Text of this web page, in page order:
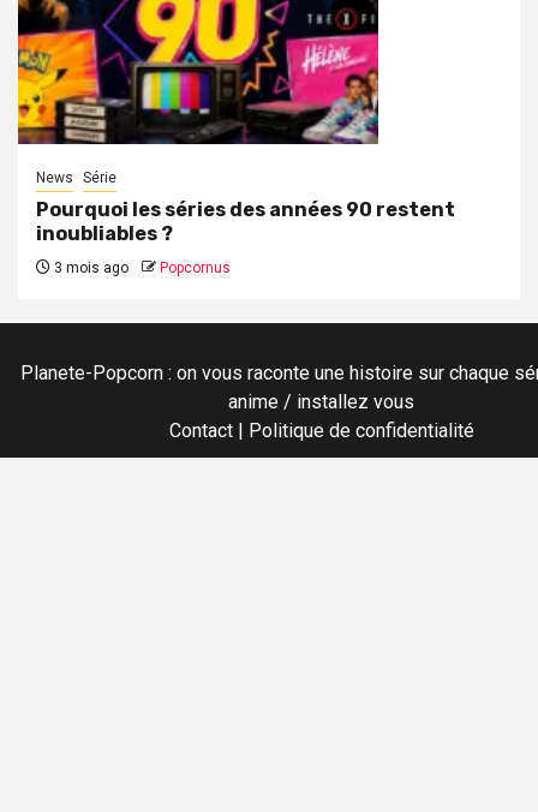
News Série
Pourquoi les séries des années 90 restent
inoubliables ?
3 mois ago Popcornus
Planete-Popcorn : on vous raconte une histoire sur chaque
anime / installez vous
Contact| Politique de confidentialité